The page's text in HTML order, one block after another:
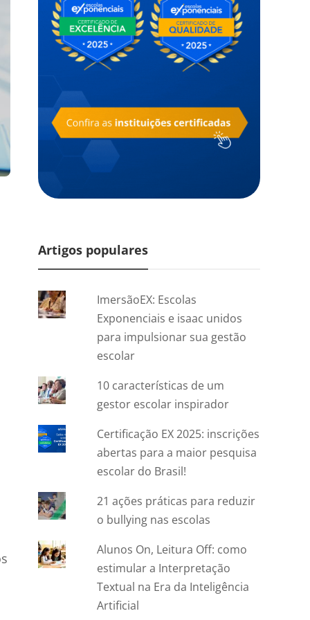
Artigos populares
ImersãoEX: Escolas
Exponenciais e isaac unidos
para impulsionar sua gestão
escolar
10 características de um
gestor escolar inspirador
Certificação EX 2025: inscrições
abertas para a maior pesquisa
escolar do Brasil!
21 ações práticas para reduzir
o bullying nas escolas
Alunos On, Leitura Off: como
estimular a Interpretação
Textual na Era da Inteligência
Artificial